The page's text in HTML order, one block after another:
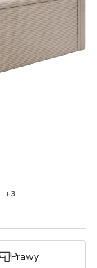
+3
Prawy